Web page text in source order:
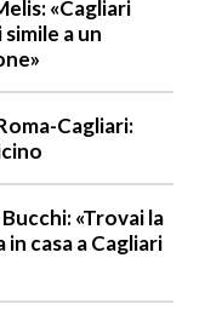
«Cagliari
a un
Cagliari:
«Trovai la
casa a Cagliari